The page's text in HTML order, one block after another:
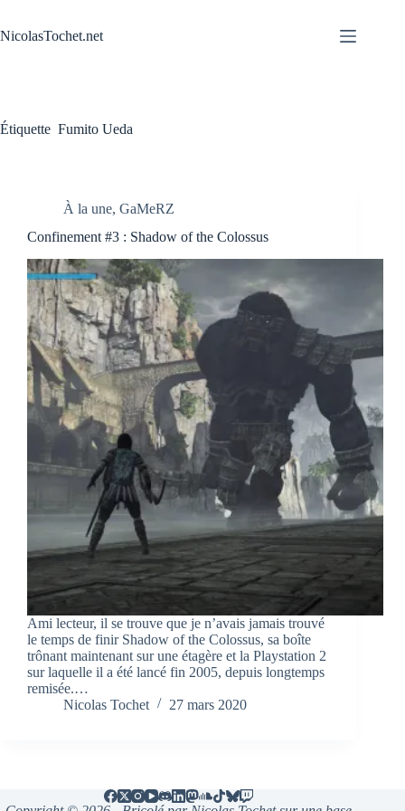
contenu
NicolasTochet.net
Étiquette Fumito Ueda
À la une, GaMeRZ
Confinement #3 : Shadow of the Colossus
Ami lecteur, il se trouve que je n’avais jamais trouvé
le temps de finir Shadow of the Colossus, sa boîte
trônant maintenant sur une étagère et la Playstation 2
sur laquelle il a été lancé fin 2005, depuis longtemps
remisée.…
Nicolas Tochet
27 mars 2020